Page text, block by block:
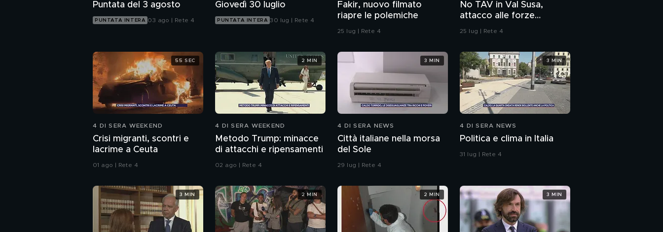
Puntata del 3 agosto
PUNTATA INTERA 03 ago | Rete 4
Giovedì 30 luglio
PUNTATA INTERA 30 lug | Rete 4
Fakir, nuovo filmato
riapre le polemiche
25 lug | Rete 4
No TAV in Val Susa,
attacco alle forze
dell'ordine
25 lug | Rete 4
4 DI SERA WEEKEND
Crisi migranti, scontri e
lacrime a Ceuta
01 ago | Rete 4
55 SEC
4 DI SERA WEEKEND
Metodo Trump: minacce
di attacchi e ripensamenti
02 ago | Rete 4
2 MIN
4 DI SERA NEWS
Città italiane nella morsa
del Sole
29 lug | Rete 4
3 MIN
4 DI SERA NEWS
Politica e clima in Italia
31 lug | Rete 4
3 MIN
3 MIN 2 MIN 2 MIN 3 MIN